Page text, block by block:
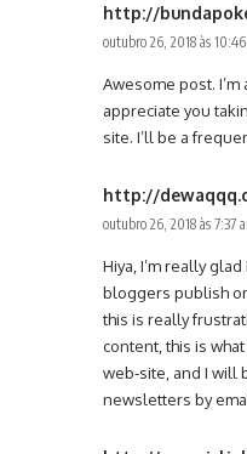
http://
outubro 26, 2018 às
Awesome post.
appreciate you
site. I’ll be a
http://
outubro 26, 2018 às 7:37
Hiya, I’m really
bloggers publish
this is really
content, this is
web-site, and I will
newsletters by